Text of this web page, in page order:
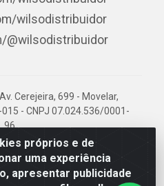
próprios e de
uma experiência
apresentar publicidade
wilsodistribuidor
@wilsodistribuidor
Cerejeira, 699 - Movelar,
- CNPJ 07.024.536/0001-
96